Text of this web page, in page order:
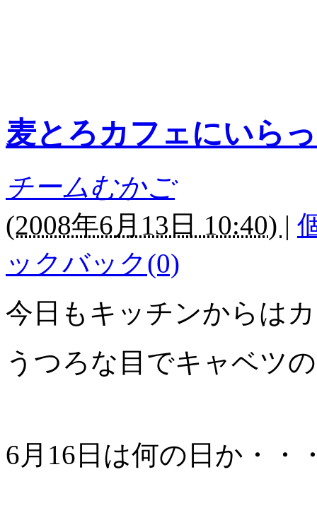
麦とろカフェにいら
チームむかご
(2008年6月13日 10:40) |
ックバック(0)
今日もキッチンからは
うつろな目でキャベツ
6月16日は何の日か・・